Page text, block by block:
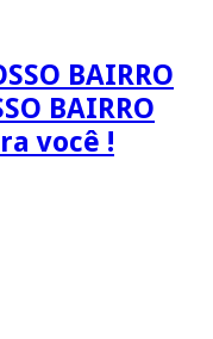
BAIRRO
você !